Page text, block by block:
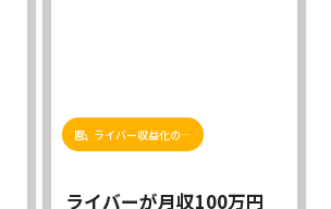
ライバー収益化の…
ライバーが月収100万円